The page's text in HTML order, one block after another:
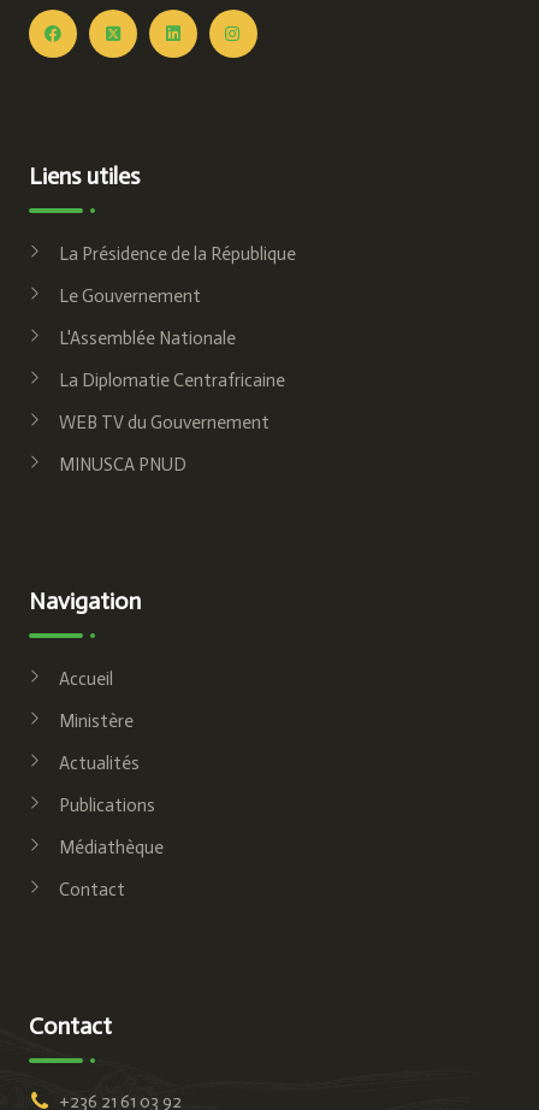
Liens utiles
La Présidence de la République
Le Gouvernement
L'Assemblée Nationale
La Diplomatie Centrafricaine
WEB TV du Gouvernement
MINUSCA PNUD
Navigation
Accueil
Ministère
Actualités
Publications
Médiathèque
Contact
Contact
+236 21 61 03 92